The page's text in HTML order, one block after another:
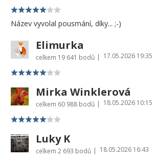
Název vyvolal pousmání, díky... ;-)
Elimurka
celkem 19 641 bodů | 17.05.2026 19:35
Mirka Winklerová
celkem 60 988 bodů | 18.05.2026 10:15
Luky K
celkem 2 693 bodů | 18.05.2026 16:43